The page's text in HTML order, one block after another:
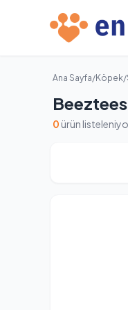
Ana Sayfa/Köpek/
0 ürün